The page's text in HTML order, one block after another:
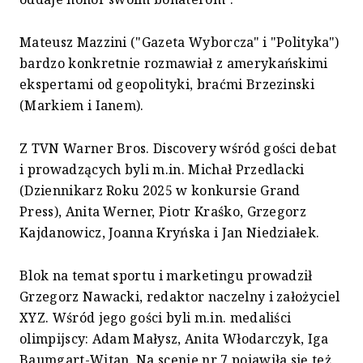
Mateusz Mazzini ("Gazeta Wyborcza" i "Polityka")
bardzo konkretnie rozmawiał z amerykańskimi
ekspertami od geopolityki, braćmi Brzezinski
(Markiem i Ianem).
Z TVN Warner Bros. Discovery wśród gości debat
i prowadzących byli m.in. Michał Przedlacki
(Dziennikarz Roku 2025 w konkursie Grand
Press), Anita Werner, Piotr Kraśko, Grzegorz
Kajdanowicz, Joanna Kryńska i Jan Niedziałek.
Blok na temat sportu i marketingu prowadził
Grzegorz Nawacki, redaktor naczelny i założyciel
XYZ. Wśród jego gości byli m.in. medaliści
olimpijscy: Adam Małysz, Anita Włodarczyk, Iga